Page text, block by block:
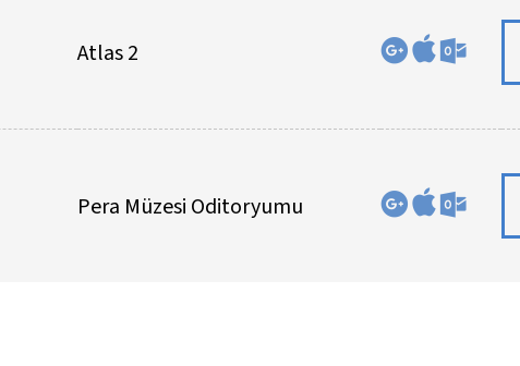
Atlas 2
Pera Müzesi Oditoryumu